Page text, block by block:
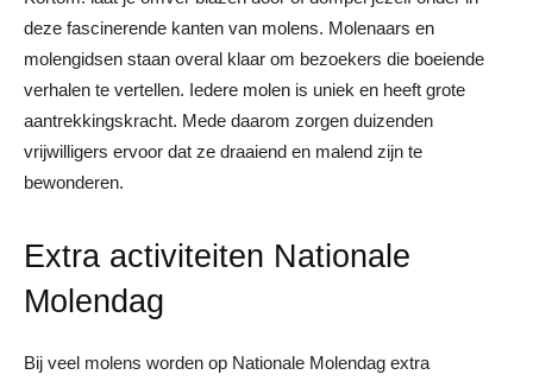
deze fascinerende kanten van molens. Molenaars en
molengidsen staan overal klaar om bezoekers die boeiende
verhalen te vertellen. Iedere molen is uniek en heeft grote
aantrekkingskracht. Mede daarom zorgen duizenden
vrijwilligers ervoor dat ze draaiend en malend zijn te
bewonderen.
Extra activiteiten Nationale
Molendag
Bij veel molens worden op Nationale Molendag extra